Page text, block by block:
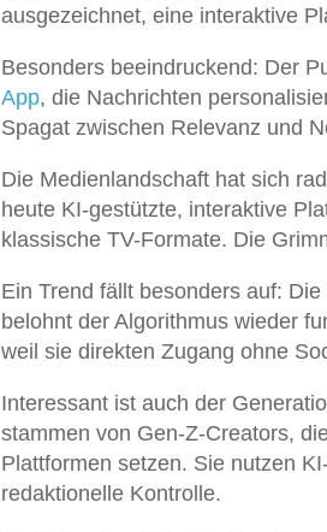
ausgezeichnet, eine interaktive
Besonders beeindruckend: Der
App, die Nachrichten
Spagat zwischen Relevanz und
Die Medienlandschaft hat sich
heute KI-gestützte, interaktive
klassische TV-Formate. Die
Ein Trend fällt besonders auf:
belohnt der Algorithmus wieder
weil sie direkten Zugang ohne
Interessant ist auch der
stammen von Gen-Z-Creators,
Plattformen setzen. Sie nutzen
redaktionelle Kontrolle.